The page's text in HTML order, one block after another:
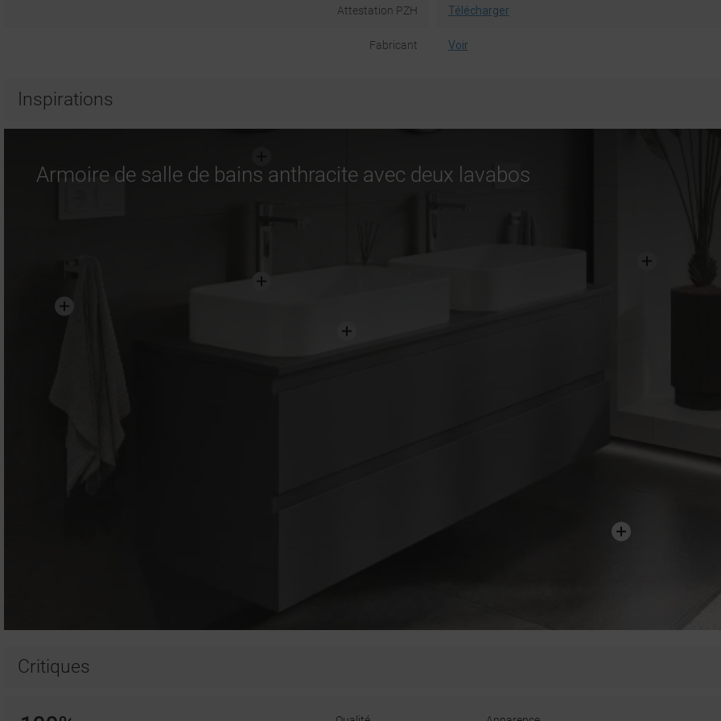
Attestation PZH Télécharger
Fabricant Voir
Inspirations
Armoire de salle de bains anthracite avec deux lavabos
Critiques